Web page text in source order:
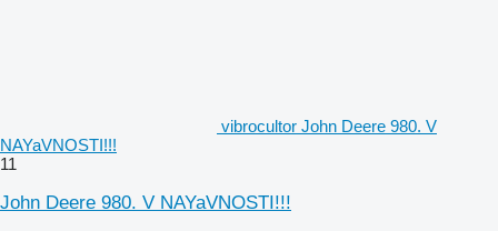
vibrocultor John Deere 980. V
NAYaVNOSTI!!!
11
John Deere 980. V NAYaVNOSTI!!!